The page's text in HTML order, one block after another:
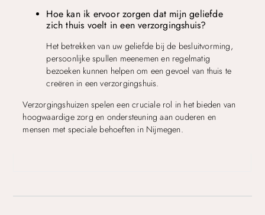
Hoe kan ik ervoor zorgen dat mijn geliefde
zich thuis voelt in een verzorgingshuis?
Het betrekken van uw geliefde bij de besluitvorming,
persoonlijke spullen meenemen en regelmatig
bezoeken kunnen helpen om een gevoel van thuis te
creëren in een verzorgingshuis.
Verzorgingshuizen spelen een cruciale rol in het bieden van
hoogwaardige zorg en ondersteuning aan ouderen en
mensen met speciale behoeften in Nijmegen.